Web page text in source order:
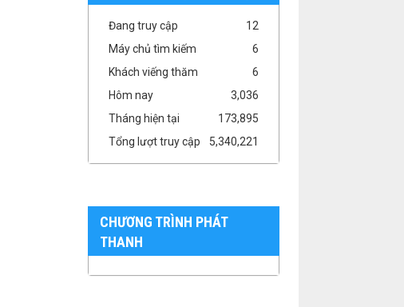
Đang truy cập
12
Máy chủ tìm kiếm
6
Khách viếng thăm
6
Hôm nay
3,036
Tháng hiện tại
173,895
Tổng lượt truy cập
5,340,221
CHƯƠNG TRÌNH PHÁT
THANH